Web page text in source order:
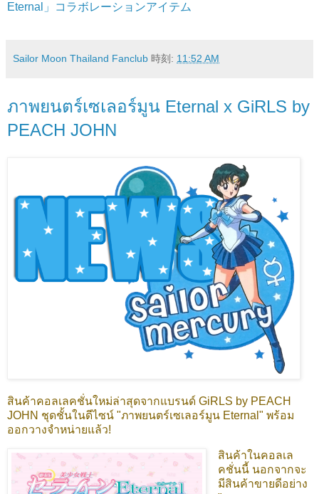
Eternal」コラボレーションアイテム
Sailor Moon Thailand Fanclub 時刻: 11:52 AM
ภาพยนตร์เซเลอร์มูน Eternal x GiRLS by
PEACH JOHN
สินค้าคอลเลคชั่นใหม่ล่าสุดจากแบรนด์ GiRLS by PEACH
JOHN ชุดชั้นในดีไซน์ "ภาพยนตร์เซเลอร์มูน Eternal" พร้อม
ออกวางจำหน่ายแล้ว!
สินค้าในคอลเล
คชั่นนี้ นอกจากจะ
มีสินค้าขายดีอย่าง